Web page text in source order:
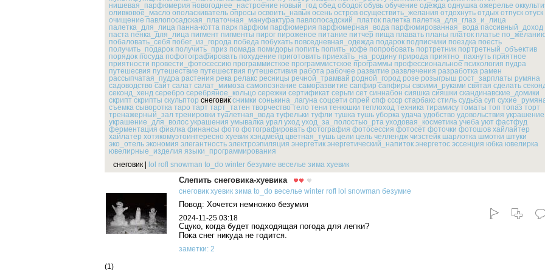
нишевая_парфюмерия новогоднее_настроение новый_год обед ободок обувь обучение одежда однушка ожерелье
оливковое_масло ополаскиватель опросы освоить_навык осень остров осуществить_желания отдохнуть отдых отпуск отуск
очищение павлопосадская_платочная_мануфактура павлопосадский_платок палетка палетка_для_глаз_и_лица
палетка_для_лица панна-котта парк парфюм парфюмерия парфюмерная_вода парфюмированная_вода пассивный_доход
паста пенка_для_лица пигмент пигменты пирог пироженое питание питчер пища плавать планы платок платье
побаловать_себя побег_из_города победа побухать повседневная_одежда подарок подписчики поездка поесть
получить_подарок получить_приз помада помидоры попить попить_кофе попробовать портретник портретный_объектив
порядок посуда пофотографировать похудение приготовить приехать_на_родину природа приятно_пахнуть приятное
приятности провести_фотосессию программисткое программистское программы профессиональное психология пудра
путешесвия путешествие путешествия путешестивия работа рабочее развитие развлечения разработка рамен
рассыпчатая_пудра растения река релакс ресницы речной_трамвай родной_город розе розыгрыш рост_зарплаты румяна
садоводство сайт салат салат_мимоза самопознание саморазвитие сапфир сапфиры своими_руками святая сделать
секонд_хенд серебро серебряное_кольцо сережки сертификат серьги сет синнабон сияшка сияшки скандинавские_домики
скрипт скрипты скульптор снеговик снимки сонькина_лагуна соцсети спрей спф ссср старбакс стиль судьба суп
съемка сыворотка таро тарт тарт_татен творчество тело тени тенюшки теплоход техника тирамису томаты топ топаз торт
тренажерный_зал тренировки туалетная_вода туфельки туфли тушка тушь уборка удача удобство удовольствия украшение
украшение_для_волос украшения умывалка урал уход уход_за_полостью_рта уходовая_косметика учеба уют фастфуд
ферментация фиалка финансы фото фотографировать фотография фотосессия фотосет фоточки фотошов хайлайтер
хайлатер хотякомуэтоинтересно хуевик хэндмейд цветная_тушь цели цель челлендж чизстейк шарлотка шмотки штуки
эко_отель экономия элегантность электроэпиляция энергетик энергетический_напиток энергетос эссенция юбка ювелирка
ювелирные_изделия языки_программирования
снеговик
lol rofl snowman to_do winter безумие веселье зима хуевик
Слепить снеговика-хуевика
снеговик хуевик зима to_do веселье winter rofl lol snowman безумие
Повод: Хочется немножко безумия
2024-11-25 03:18
Сцуко, когда будет подходящая погода для лепки?
Пока снег никуда не годится.
заметки: 2
(1)